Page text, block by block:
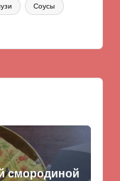
Соусы
смородиной